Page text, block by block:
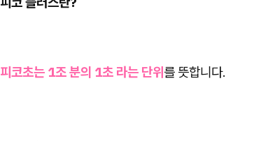
피코초는 1조 분의 1초 라는 단위를 뜻합니다.